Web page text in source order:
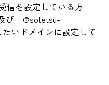
信を設定している方
び「@sotetsu-
いドメインに設定して